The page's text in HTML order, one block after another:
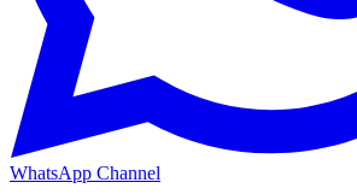
WhatsApp Channel